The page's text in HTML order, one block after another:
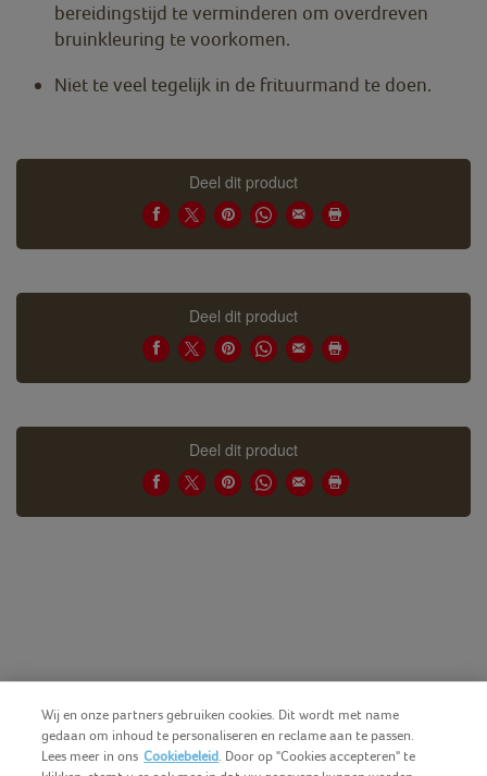
bereidingstijd te verminderen om overdreven
bruinkleuring te voorkomen.
Niet te veel tegelijk in de frituurmand te doen.
Deel dit product
Deel dit product
Deel dit product
Wij en onze partners gebruiken cookies. Dit wordt met name
gedaan om inhoud te personaliseren en reclame aan te passen.
Lees meer in ons Cookiebeleid. Door op "Cookies accepteren" te